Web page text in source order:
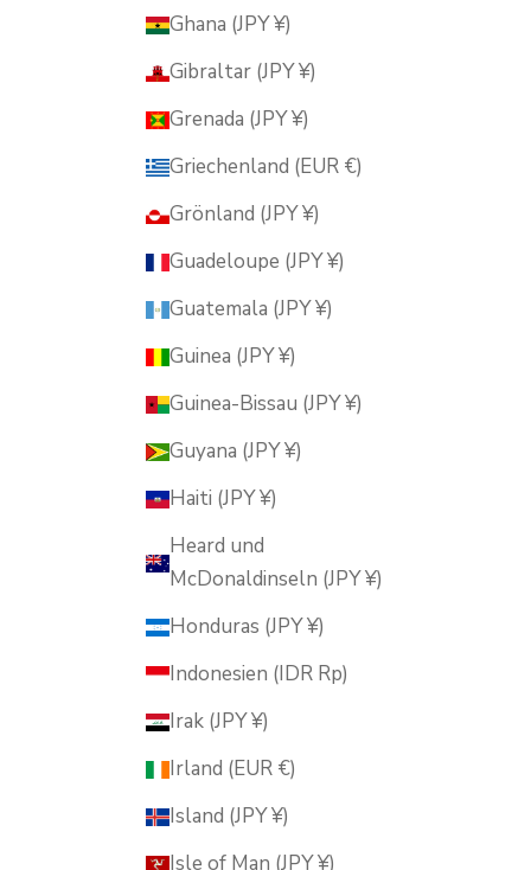
Ghana (JPY ¥)
Gibraltar (JPY ¥)
Grenada (JPY ¥)
Griechenland (EUR €)
Grönland (JPY ¥)
Guadeloupe (JPY ¥)
Guatemala (JPY ¥)
Guinea (JPY ¥)
Guinea-Bissau (JPY ¥)
Guyana (JPY ¥)
Haiti (JPY ¥)
Heard und
McDonaldinseln (JPY ¥)
Honduras (JPY ¥)
Indonesien (IDR Rp)
Irak (JPY ¥)
Irland (EUR €)
Island (JPY ¥)
Isle of Man (JPY ¥)